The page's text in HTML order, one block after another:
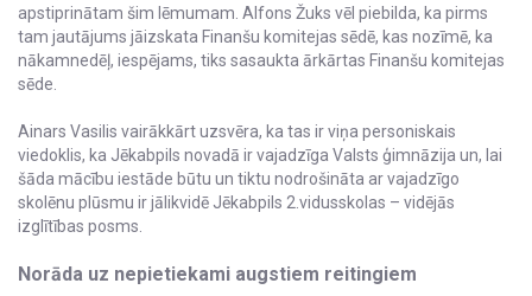
apstiprinātam šim lēmumam. Alfons Žuks vēl piebilda, ka pirms
tam jautājums jāizskata Finanšu komitejas sēdē, kas nozīmē, ka
nākamnedēļ, iespējams, tiks sasaukta ārkārtas Finanšu komitejas
sēde.
Ainars Vasilis vairākkārt uzsvēra, ka tas ir viņa personiskais
viedoklis, ka Jēkabpils novadā ir vajadzīga Valsts ģimnāzija un, lai
šāda mācību iestāde būtu un tiktu nodrošināta ar vajadzīgo
skolēnu plūsmu ir jālikvidē Jēkabpils 2.vidusskolas – vidējās
izglītības posms.
Norāda uz nepietiekami augstiem reitingiem